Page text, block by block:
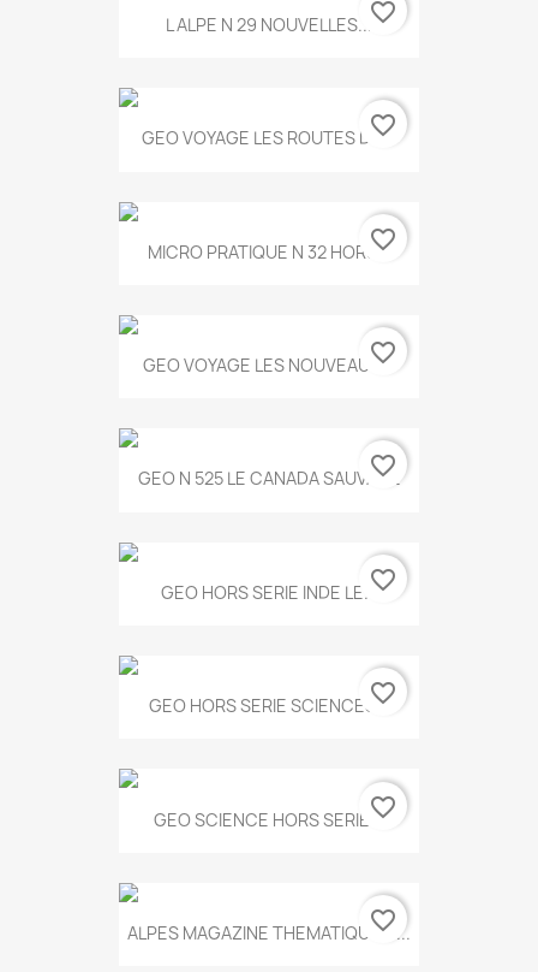
L ALPE N 29 NOUVELLES...favorite_border
GEO VOYAGE LES ROUTES DE...
favorite_border
MICRO PRATIQUE N 32 HORS...
favorite_border
GEO VOYAGE LES NOUVEAUX...
favorite_border
GEO N 525 LE CANADA SAUVAGE
favorite_border
GEO HORS SERIE INDE LE...favorite_border
GEO HORS SERIE SCIENCES...
favorite_border
GEO SCIENCE HORS SERIE...favorite_border
ALPES MAGAZINE THEMATIQUE N...
favorite_border